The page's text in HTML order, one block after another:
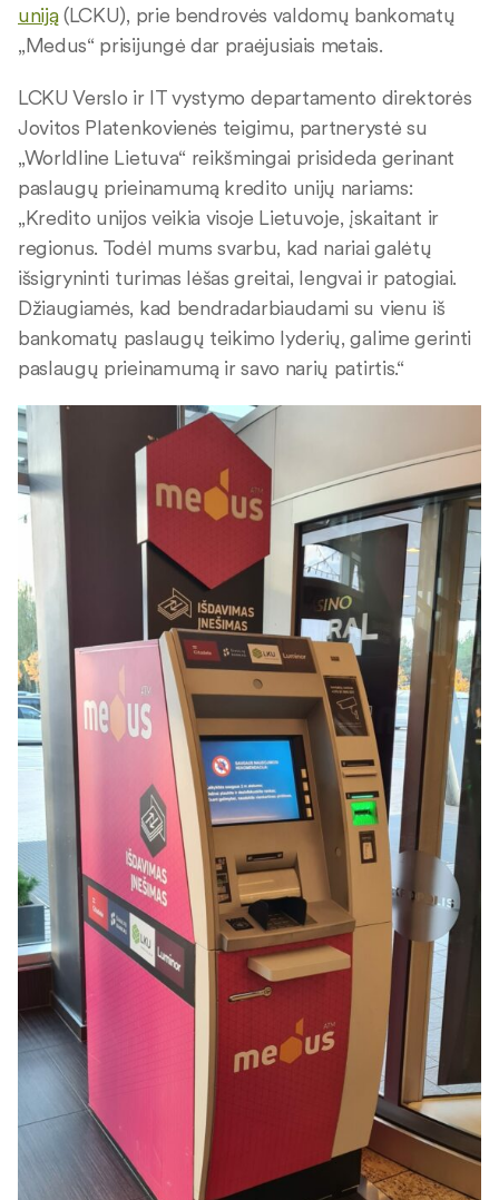
uniją(LCKU), prie bendrovės valdomų bankomatų
„Medus“ prisijungė dar praėjusiais metais.
LCKU Verslo ir IT vystymo departamento direktorės
Jovitos Platenkovienės teigimu, partnerystė su
„Worldline Lietuva“ reikšmingai prisideda gerinant
paslaugų prieinamumą kredito unijų nariams:
„Kredito unijos veikia visoje Lietuvoje, įskaitant ir
regionus. Todėl mums svarbu, kad nariai galėtų
išsigryninti turimas lėšas greitai, lengvai ir patogiai.
Džiaugiamės, kad bendradarbiaudami su vienu iš
bankomatų paslaugų teikimo lyderių, galime gerinti
paslaugų prieinamumą ir savo narių patirtis.“